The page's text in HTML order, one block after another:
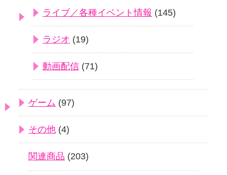
ライブ／各種イベント情報 (145)
ラジオ (19)
動画配信 (71)
ゲーム (97)
その他 (4)
関連商品 (203)